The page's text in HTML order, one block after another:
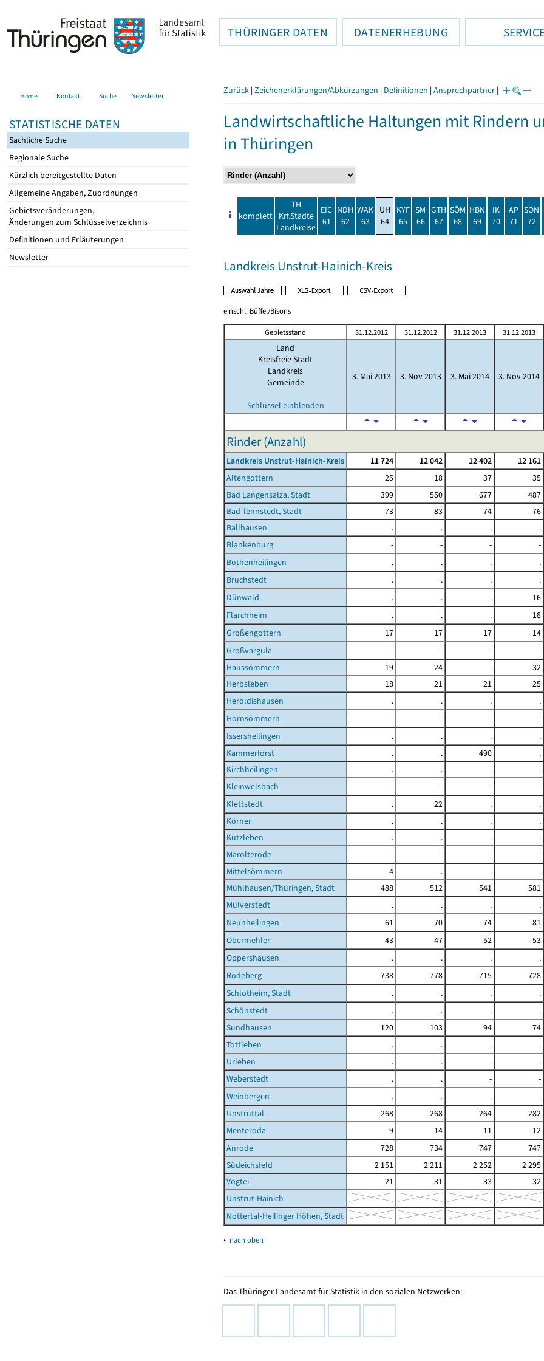
THÜRINGER DATEN DATENERHEBUNG
Home Kontakt Suche Newsletter
STATISTISCHE DATEN
Sachliche Suche
Regionale Suche
Kürzlich bereitgestellte Daten
Allgemeine Angaben, Zuordnungen
Gebietsveränderungen,
Änderungen zum Schlüsselverzeichnis
Definitionen und Erläuterungen
Newsletter
Zurück | Zeichenerklärungen/Abkürzungen | Definitionen | Ansprechpartner |
Landwirtschaftliche Haltungen mit Rindern
in Thüringen
komplett
TH
Krf.Städte
Landkreise
EIC
61
NDH
62
WAK
63
UH
64
KYF
65
SM
66
GTH
67
SÖM
68
HBN
69
IK
70
AP
71
SON
72
Landkreis Unstrut-Hainich-Kreis
einschl. Büffel/Bisons
Gebietsstand 31.12.2012 31.12.2012 31.12.2013 31.12.2013
Land
Kreisfreie Stadt
Landkreis
Gemeinde
Schlüssel einblenden
3. Mai 2013 3. Nov 2013 3. Mai 2014 3. Nov 2014
Rinder (Anzahl)
Landkreis Unstrut-Hainich-Kreis 11 724 12 042 12 402 12 161
Altengottern
25 18 37 35
Bad Langensalza, Stadt
399 550 677 487
Bad Tennstedt, Stadt
73 83 74 76
Ballhausen
. . . .
Blankenburg
- - - -
Bothenheilingen
. . . .
Bruchstedt
. . . .
Dünwald
. . . 16
Flarchheim
. . . 18
Großengottern
17 17 17 14
Großvargula
- - - -
Haussömmern
19 24 . 32
Herbsleben
18 21 21 25
Heroldishausen
. . . .
Hornsömmern
- - - -
Issersheilingen
. . . .
Kammerforst
. . 490 .
Kirchheilingen
. . . .
Kleinwelsbach
- - - -
Klettstedt
. 22 . .
Körner
. . . .
Kutzleben
. . . .
Marolterode
- - - -
Mittelsömmern
4 . . .
Mühlhausen/Thüringen, Stadt
488 512 541 581
Mülverstedt
. . . .
Neunheilingen
61 70 74 81
Obermehler
43 47 52 53
Oppershausen
. . . .
Rodeberg
738 778 715 728
Schlotheim, Stadt
. . . .
Schönstedt
. . . .
Sundhausen
120 103 94 74
Tottleben
. . . .
Urleben
. . . .
Weberstedt
. . - -
Weinbergen
. . . .
Unstruttal
268 268 264 282
Menteroda
9 14 11 12
Anrode
728 734 747 747
Südeichsfeld
2 151 2 211 2 252 2 295
Vogtei
21 31 33 32
Unstrut-Hainich
Nottertal-Heilinger Höhen, Stadt
▴ nach oben
Das Thüringer Landesamt für Statistik in den sozialen Netzwerken: